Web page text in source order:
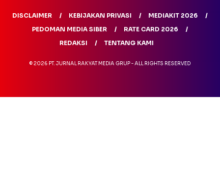
DISCLAIMER KEBIJAKAN PRIVASI
MEDIAKIT 2026
PEDOMAN MEDIA SIBER
RATE CARD 2026
REDAKSI
TENTANG KAMI
© 2026 PT. JURNAL RAKYAT MEDIA GRUP - ALL RIGHTS RESERVED